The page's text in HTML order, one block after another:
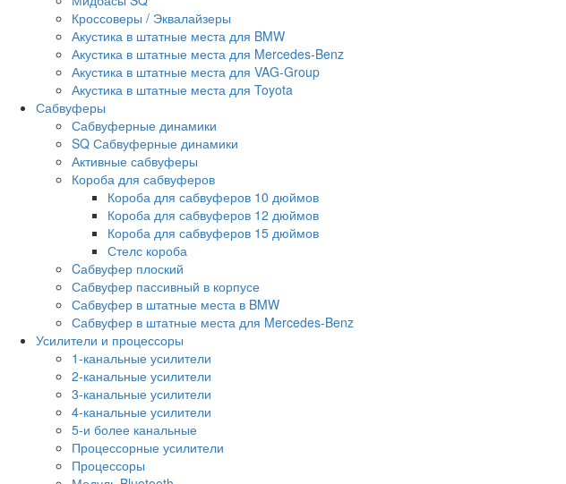
Кроссоверы / Эквалайзеры
Акустика в штатные места для BMW
Акустика в штатные места для Mercedes-Benz
Акустика в штатные места для VAG-Group
Акустика в штатные места для Toyota
Сабвуферы
Сабвуферные динамики
SQ Сабвуферные динамики
Активные сабвуферы
Короба для сабвуферов
Короба для сабвуферов 10 дюймов
Короба для сабвуферов 12 дюймов
Короба для сабвуферов 15 дюймов
Стелс короба
Cабвуфер плоский
Сабвуфер пассивный в корпусе
Сабвуфер в штатные места в BMW
Сабвуфер в штатные места для Mercedes-Benz
Усилители и процессоры
1-канальные усилители
2-канальные усилители
3-канальные усилители
4-канальные усилители
5-и более канальные
Процессорные усилители
Процессоры